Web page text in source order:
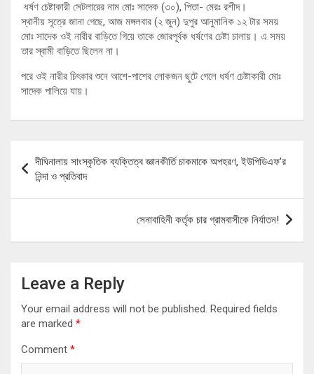
ধর্ষণ চেষ্টাকারী সেটলারের নাম মোঃ সাদেক (৩০), পিতা- মেরঃ রশীদ।
স্থানীয় সূত্রে জানা গেছে, আজ মঙ্গলবার (২ জুন) দুপুর আনুমানিক ১২ টার সময়
মোঃ সাদেক ওই নারীর বাড়িতে গিয়ে তাকে জোরপূর্বক ধর্ষণের চেষ্টা চালায়। এ সময়
তার স্বামী বাড়িতে ছিলেন না।
পরে ওই নারীর চিৎকার শুনে আশে-পাশের লোকজন ছুটে গেলে ধর্ষণ চেষ্টাকারী মোঃ
সাদেক পালিয়ে যায়।
navigation
দীঘিনালায় সাংস্কৃতিক ব্যক্তিত্ব জ্ঞানকীর্তি চাকমাকে অপহরণ, ইউপিডিএফ’র
নিন্দা ও প্রতিবাদ
সেনাবাহিনী কর্তৃক চার গ্রামবাসীকে নির্যাতন!
Leave a Reply
Your email address will not be published. Required fields
are marked *
Comment *